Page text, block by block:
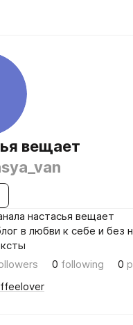
вещает
настасья вещает
в любви к себе и без
0 following 0